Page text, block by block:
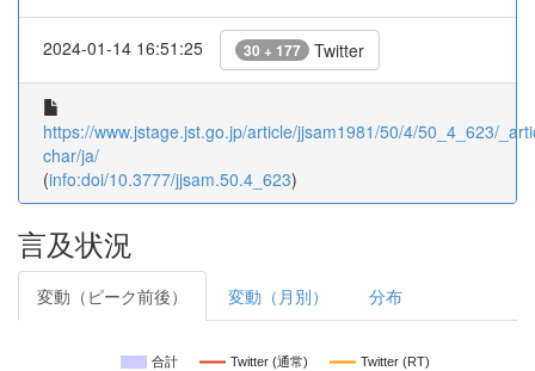
2024-01-14 16:51:25 30 + 177 Twitter
https://www.jstage.jst.go.jp/article/jjsam1981/50/4/50_4_623/
char/ja/
(info:doi/10.3777/jjsam.50.4_623)
言及状況
変動（ピーク前後） 変動（月別） 分布
合計 Twitter (通常) Twitter (RT)